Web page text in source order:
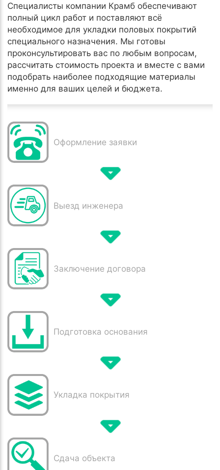
Специалисты компании Крамб обеспечивают
полный цикл работ и поставляют всё
необходимое для укладки половых покрытий
специального назначения. Мы готовы
проконсультировать вас по любым вопросам,
рассчитать стоимость проекта и вместе с вами
подобрать наиболее подходящие материалы
именно для ваших целей и бюджета.
Оформление заявки
Выезд инженера
Заключение договора
Подготовка основания
Укладка покрытия
Сдача объекта